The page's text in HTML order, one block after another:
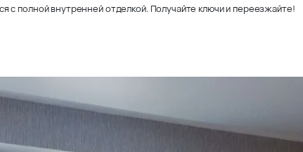
с полной внутренней отделкой. Получайте ключи и переезжайте!